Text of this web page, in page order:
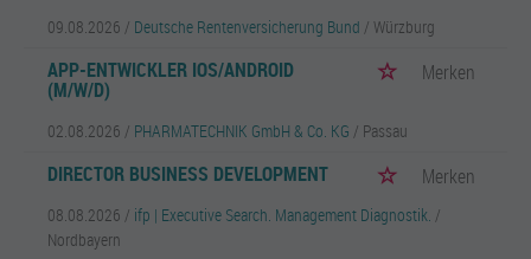
09.08.2026 / Deutsche Rentenversicherung Bund / Würzburg
APP-ENTWICKLER IOS/ANDROID
(M/W/D)
Merken
02.08.2026 / PHARMATECHNIK GmbH & Co. KG / Passau
DIRECTOR BUSINESS DEVELOPMENT Merken
08.08.2026 / ifp | Executive Search. Management Diagnostik. /
Nordbayern